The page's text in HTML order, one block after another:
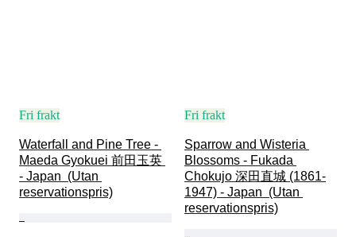
Fri frakt
Waterfall and Pine Tree -
Maeda Gyokuei 前田玉英
- Japan  (Utan
reservationspris)
Fri frakt
Sparrow and Wisteria
Blossoms - Fukada
Chokujo 深田直城 (1861-
1947) - Japan  (Utan
reservationspris)